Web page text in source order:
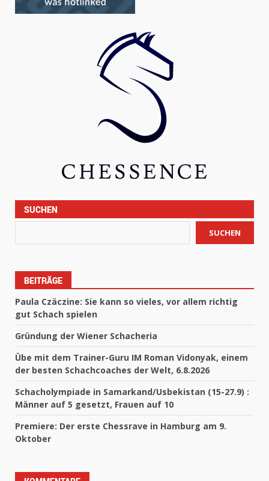
SUCHEN
SUCHEN
BEITRÄGE
Paula Czäczine: Sie kann so vieles, vor allem richtig
gut Schach spielen
Gründung der Wiener Schacheria
Übe mit dem Trainer-Guru IM Roman Vidonyak, einem
der besten Schachcoaches der Welt, 6.8.2026
Schacholympiade in Samarkand/Usbekistan (15-27.9) :
Männer auf 5 gesetzt, Frauen auf 10
Premiere: Der erste Chessrave in Hamburg am 9.
Oktober